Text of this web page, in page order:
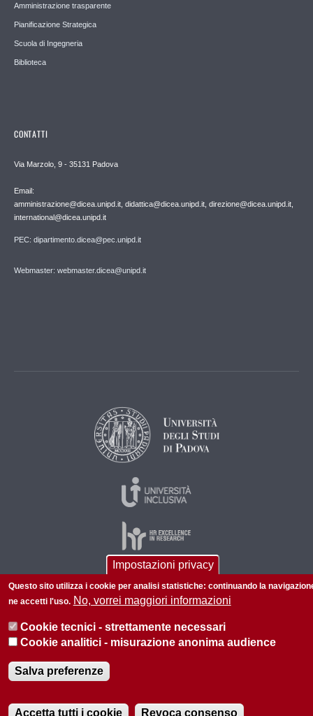
Amministrazione trasparente
Pianificazione Strategica
Scuola di Ingegneria
Biblioteca
CONTATTI
Via Marzolo, 9 - 35131 Padova
Email:
amministrazione@dicea.unipd.it, didattica@dicea.unipd.it, direzione@dicea.unipd.it,
international@dicea.unipd.it
PEC: dipartimento.dicea@pec.unipd.it
Webmaster: webmaster.dicea@unipd.it
© 2026 Università di Padova - Tutti i diritti riservati
Informazioni su questo sito Privacy policy
Impostazioni privacy
Questo sito utilizza i cookie per analisi statistiche: continuando la
ne accetti l'uso. No, vorrei maggiori informazioni
Cookie tecnici - strettamente necessari
Cookie analitici - misurazione anonima audience
Salva preferenze
Accetta tutti i cookie Revoca consenso